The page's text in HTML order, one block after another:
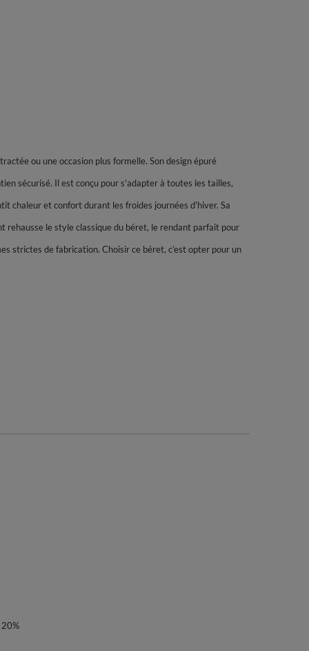
ou une occasion plus formelle. Son design épuré
sécurisé. Il est conçu pour s'adapter à toutes les tailles,
chaleur et confort durant les froides journées d'hiver. Sa
le style classique du béret, le rendant parfait pour
strictes de fabrication. Choisir ce béret, c’est opter pour un